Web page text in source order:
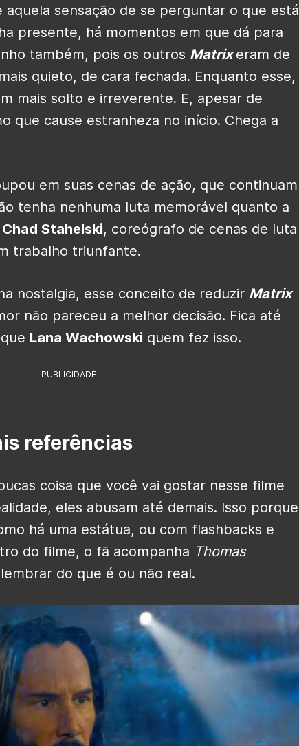
sensação de se perguntar o que está
presente, há momentos em que dá para
também, pois os outros Matrix eram de
quieto, de cara fechada. Enquanto esse,
mais solto e irreverente. E, apesar de
que cause estranheza no início. Chega a
em suas cenas de ação, que continuam
tenha nenhuma luta memorável quanto a
Chad Stahelski, coreógrafo de cenas de luta
trabalho triunfante.
nostalgia, esse conceito de reduzir Matrix
não pareceu a melhor decisão. Fica até
Lana Wachowski quem fez isso.
PUBLICIDADE
referências
coisa que você vai gostar nesse filme
eles abusam até demais. Isso porque
há uma estátua, ou com flashbacks e
do filme, o fã acompanha Thomas
do que é ou não real.